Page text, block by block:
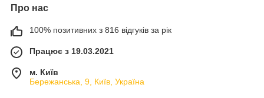
Про нас
100% позитивних з 816 відгуків за рік
Працює з 19.03.2021
м. Київ
Бережанська, 9, Київ, Україна